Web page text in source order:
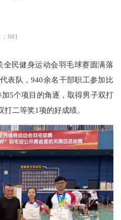
981
民健身运动会羽毛球赛圆满落
表队，940余名干部职工参加比
5个项目的角逐，取得男子双打
二等奖1项的好成绩。